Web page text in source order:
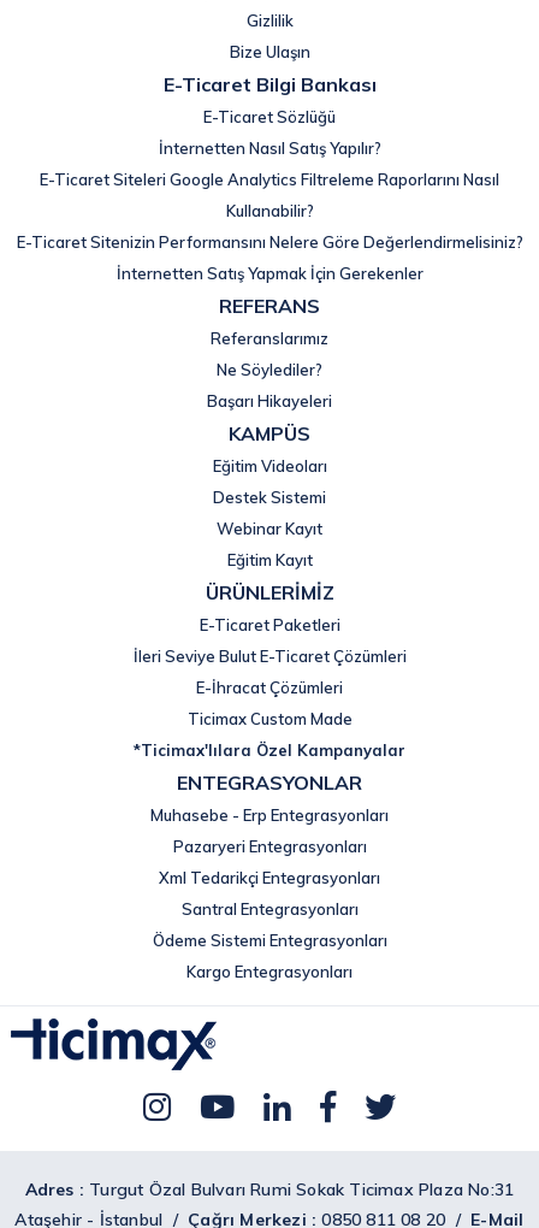
Gizlilik
Bize Ulaşın
E-Ticaret Bilgi Bankası
E-Ticaret Sözlüğü
İnternetten Nasıl Satış Yapılır?
E-Ticaret Siteleri Google Analytics Filtreleme Raporlarını Nasıl
Kullanabilir?
E-Ticaret Sitenizin Performansını Nelere Göre Değerlendirmelisiniz?
İnternetten Satış Yapmak İçin Gerekenler
REFERANS
Referanslarımız
Ne Söylediler?
Başarı Hikayeleri
KAMPÜS
Eğitim Videoları
Destek Sistemi
Webinar Kayıt
Eğitim Kayıt
ÜRÜNLERİMİZ
E-Ticaret Paketleri
İleri Seviye Bulut E-Ticaret Çözümleri
E-İhracat Çözümleri
Ticimax Custom Made
*Ticimax'lılara Özel Kampanyalar
ENTEGRASYONLAR
Muhasebe - Erp Entegrasyonları
Pazaryeri Entegrasyonları
Xml Tedarikçi Entegrasyonları
Santral Entegrasyonları
Ödeme Sistemi Entegrasyonları
Kargo Entegrasyonları
Adres : Turgut Özal Bulvarı Rumi Sokak Ticimax Plaza No:31
Ataşehir - İstanbul / Çağrı Merkezi : 0850 811 08 20 / E-Mail